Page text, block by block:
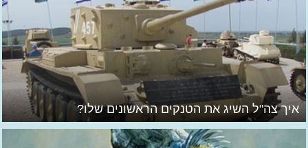
איך צה"ל השיג את הטנקים הראשונים שלו?